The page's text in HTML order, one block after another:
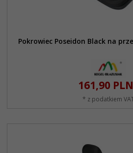
Pokrowiec Poseidon Black na
161,90
* z podatkiem